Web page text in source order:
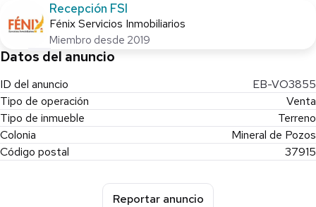
Recepción FSI
Fénix Servicios Inmobiliarios
Miembro desde 2019
Datos del anuncio
ID del anuncio
EB-VO3855
Tipo de operación
Venta
Tipo de inmueble
Terreno
Colonia
Mineral de Pozos
Código postal
37915
Reportar anuncio